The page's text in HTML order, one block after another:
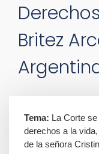
Britez
Tema: La Corte
derechos a la
de la señora